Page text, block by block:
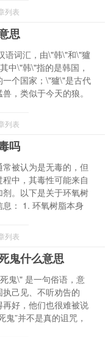
列表
思
语词汇，由\"韩\"和\"獹
中\"韩\"指的是韩国，
一个国家；\"獹\"是古代
，类似于今天的狼。
列表
吗
被认为是无毒的，但
中，其毒性可能来自
。以下是关于环氧树
息： 1. 环氧树脂本身
列表
鬼什么意思
鬼\" 是一句俗语，意
己见、不听劝告的
再好，他们也很难被说
鬼”并不是真的诅咒，